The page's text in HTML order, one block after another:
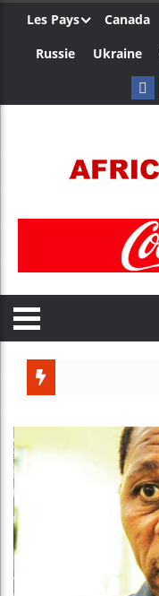
Les Pays Canada
Russie
Ukraine